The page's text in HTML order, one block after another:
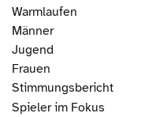
Warmlaufen
Männer
Jugend
Frauen
Stimmungsbericht
Spieler im Fokus